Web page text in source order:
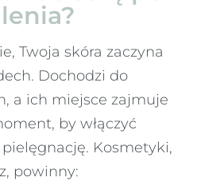
Twoja skóra zaczyna
Dochodzi do
a ich miejsce zajmuje
by włączyć
Kosmetyki,
powinny: